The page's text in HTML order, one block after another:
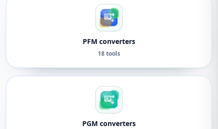
PFM converters
18 tools
PGM converters